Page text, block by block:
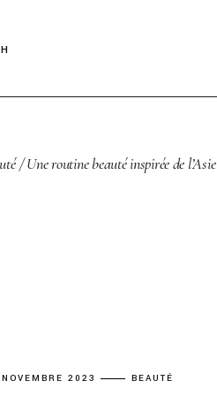
Une routine beauté inspirée de l’Asie
2023 BEAUTÉ